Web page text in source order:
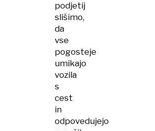
podjetij
slišimo,
da
vse
pogosteje
umikajo
vozila
s
cest
in
odpovedujejo